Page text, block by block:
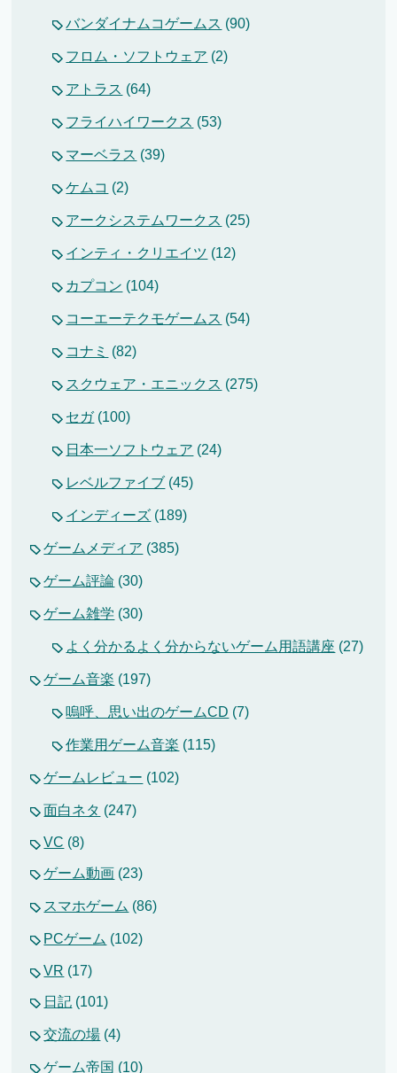
バンダイナムコゲームス (90)
フロム・ソフトウェア (2)
アトラス (64)
フライハイワークス (53)
マーベラス (39)
ケムコ (2)
アークシステムワークス (25)
インティ・クリエイツ (12)
カプコン (104)
コーエーテクモゲームス (54)
コナミ (82)
スクウェア・エニックス (275)
セガ(100)
日本一ソフトウェア (24)
レベルファイブ (45)
インディーズ (189)
ゲームメディア (385)
ゲーム評論 (30)
ゲーム雑学 (30)
よく分かるよく分からないゲーム用語講座 (27)
ゲーム音楽 (197)
嗚呼、思い出のゲームCD (7)
作業用ゲーム音楽 (115)
ゲームレビュー (102)
面白ネタ (247)
VC (8)
ゲーム動画 (23)
スマホゲーム (86)
PCゲーム (102)
VR (17)
日記 (101)
交流の場 (4)
ゲーム帝国 (10)